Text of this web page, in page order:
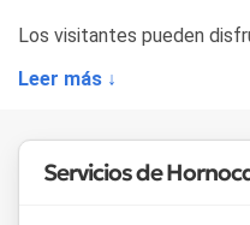
Los visitantes pueden
comunes para socializar, y
Hornocal, conocida por
Leer más ↓
Servicios de